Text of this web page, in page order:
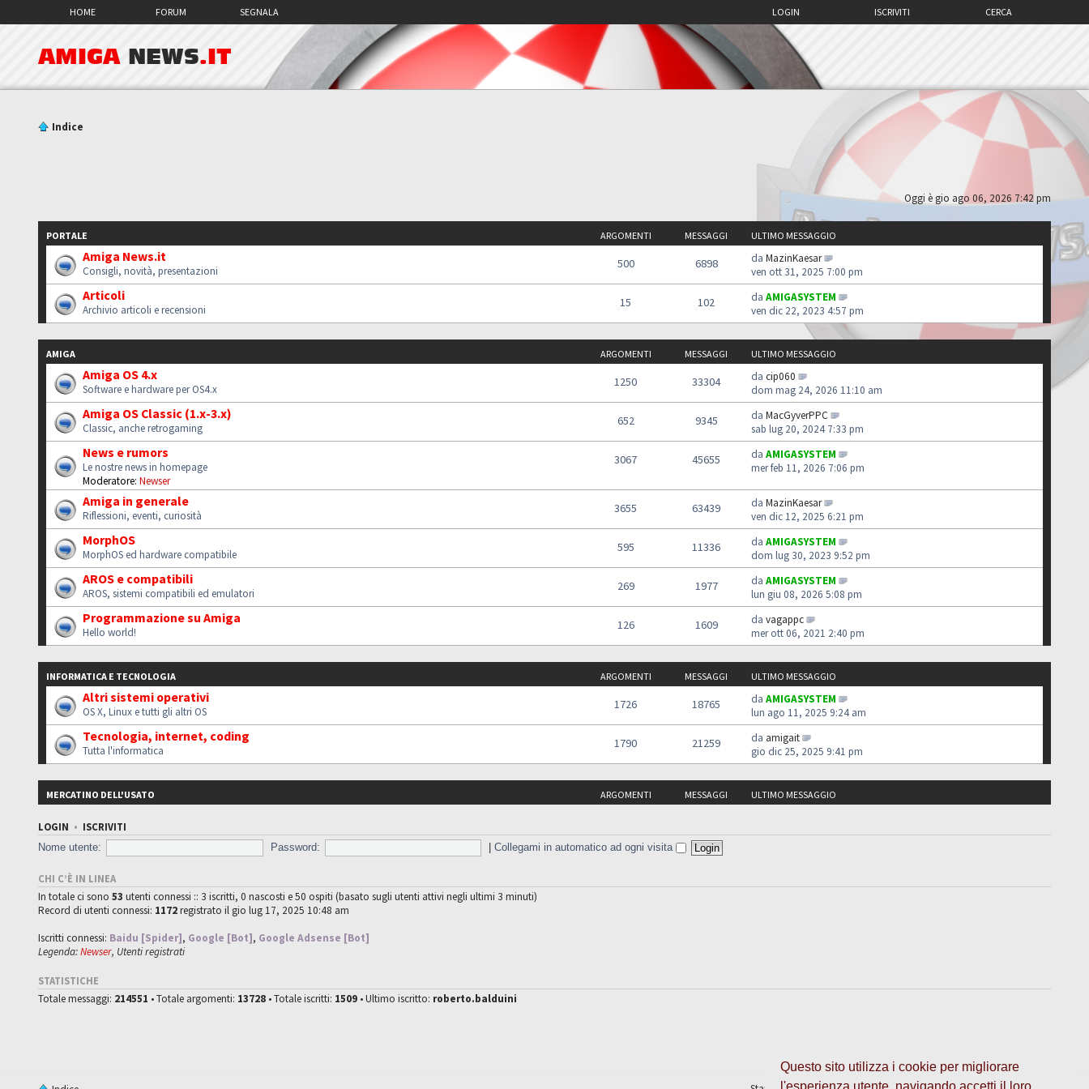
Questo sito utilizza i cookie per migliorare
l'esperienza utente, navigando accetti il loro
HOME FORUM SEGNALA CERCA
ISCRIVITI
LOGIN
AMIGA NEWS.IT
Indice
Oggi è gio ago 06, 2026 7:42 pm
PORTALE ARGOMENTI MESSAGGI ULTIMO MESSAGGIO
Amiga News.it
Consigli, novità, presentazioni
500 6898 da MazinKaesar
ven ott 31, 2025 7:00 pm
Articoli
Archivio articoli e recensioni
15 102 da AMIGASYSTEM
ven dic 22, 2023 4:57 pm
AMIGA ARGOMENTI MESSAGGI ULTIMO MESSAGGIO
Amiga OS 4.x
Software e hardware per OS4.x
1250 33304 da cip060
dom mag 24, 2026 11:10 am
Amiga OS Classic (1.x-3.x)
Classic, anche retrogaming
652 9345 da MacGyverPPC
sab lug 20, 2024 7:33 pm
News e rumors
Le nostre news in homepage
Moderatore: Newser
3067 45655 da AMIGASYSTEM
mer feb 11, 2026 7:06 pm
Amiga in generale
Riflessioni, eventi, curiosità
3655 63439 da MazinKaesar
ven dic 12, 2025 6:21 pm
MorphOS
MorphOS ed hardware compatibile
595 11336 da AMIGASYSTEM
dom lug 30, 2023 9:52 pm
AROS e compatibili
AROS, sistemi compatibili ed emulatori
269 1977 da AMIGASYSTEM
lun giu 08, 2026 5:08 pm
Programmazione su Amiga
Hello world!
126 1609 da vagappc
mer ott 06, 2021 2:40 pm
INFORMATICA E TECNOLOGIA ARGOMENTI MESSAGGI ULTIMO MESSAGGIO
Altri sistemi operativi
OS X, Linux e tutti gli altri OS
1726 18765 da AMIGASYSTEM
lun ago 11, 2025 9:24 am
Tecnologia, internet, coding
Tutta l'informatica
1790 21259 da amigait
gio dic 25, 2025 9:41 pm
MERCATINO DELL'USATO ARGOMENTI MESSAGGI ULTIMO MESSAGGIO
LOGIN • ISCRIVITI
Nome utente:
Password: |Collegami in automatico ad ogni visita
CHI C’È IN LINEA
In totale ci sono53 utenti connessi :: 3 iscritti, 0 nascosti e 50 ospiti (basato sugli utenti attivi negli ultimi 3 minuti)
Record di utenti connessi: 1172registrato il gio lug 17, 2025 10:48 am
Iscritti connessi: Baidu [Spider], Google [Bot], Google Adsense [Bot]
Legenda:Newser, Utenti registrati
STATISTICHE
Totale messaggi: 214551 • Totale argomenti: 13728 • Totale iscritti: 1509 • Ultimo iscritto: roberto.balduini